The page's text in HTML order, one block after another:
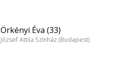
Örkényi Éva (33)
József Attila Színház (Budapest)